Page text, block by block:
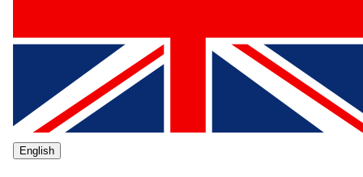
English